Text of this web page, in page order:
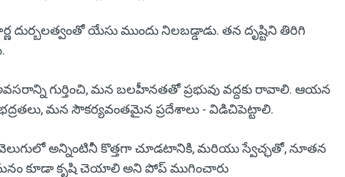
దుర్బలత్వంతో యేసు ముందు నిలబడ్డాడు. తన దృష్టిని తిరిగి
గుర్తించి, మన బలహీనతతో ప్రభువు వద్దకు రావాలి. ఆయన
మన సౌకర్యవంతమైన ప్రదేశాలు - విడిచిపెట్టాలి.
అన్నింటినీ కొత్తగా చూడటానికి, మరియు స్వేచ్ఛతో, నూతన
మనం కూడా కృషి చెయాలి అని పోప్ ముగించారు